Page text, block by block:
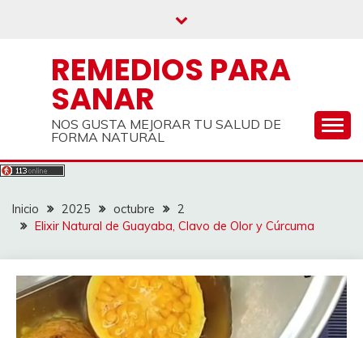
REMEDIOS PARA
SANAR
NOS GUSTA MEJORAR TU SALUD DE
FORMA NATURAL
Inicio 2025 octubre
2
Elixir Natural de Guayaba, Clavo de Olor y Cúrcuma